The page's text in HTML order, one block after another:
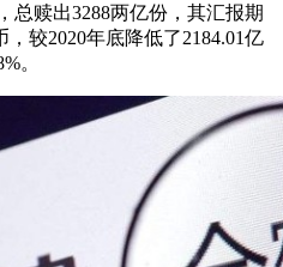
总赎出3288两亿份，其汇报期
较2020年底降低了2184.01亿
。